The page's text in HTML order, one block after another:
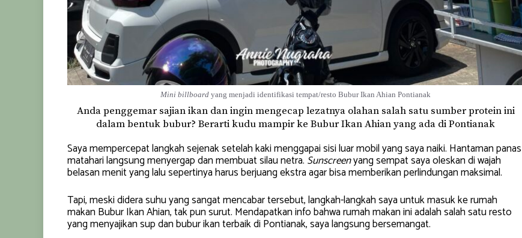
Mini billboard yang menjadi identifikasi tempat/resto Bubur Ikan Ahian Pontianak
Anda penggemar sajian ikan dan ingin mengecap lezatnya olahan salah satu sumber protein ini
dalam bentuk bubur? Berarti kudu mampir ke Bubur Ikan Ahian yang ada di Pontianak
Saya mempercepat langkah sejenak setelah kaki menggapai sisi luar mobil yang saya naiki. Hantaman panas
matahari langsung menyergap dan membuat silau netra. Sunscreenyang sempat saya oleskan di wajah
belasan menit yang lalu sepertinya harus berjuang ekstra agar bisa memberikan perlindungan maksimal.
Tapi, meski didera suhu yang sangat mencabar tersebut, langkah-langkah saya untuk masuk ke rumah
makan Bubur Ikan Ahian, tak pun surut. Mendapatkan info bahwa rumah makan ini adalah salah satu resto
yang menyajikan sup dan bubur ikan terbaik di Pontianak, saya langsung bersemangat.